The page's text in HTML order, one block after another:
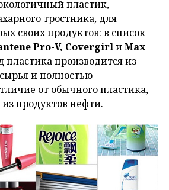
пластик,
тростника, для
своих продуктов: в список
Pro-V, CovergirlиMax
пластика производится из
и полностью
от обычного пластика,
продуктов нефти.